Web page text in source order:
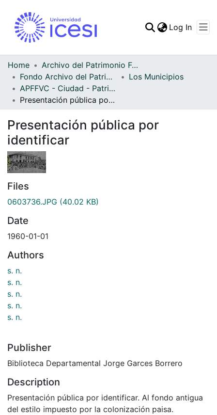
Statistics
Log In
Home
Archivo del Patrimonio Fotográfico y Fílmico del Valle del Cauca
Fondo Archivo del Patrimonio Fotográfico y Fílmico del Valle del Cauca
Los Municipios
APFFVC - Ciudad - Patrimonial
Presentación pública por identificar
Presentación pública por
identificar
Files
0603736.JPG (40.02 KB)
Date
1960-01-01
Authors
s. n.
s. n.
s. n.
s. n.
s. n.
Publisher
Biblioteca Departamental Jorge Garces Borrero
Description
Presentación pública por identificar. Al fondo antigua
del estilo impuesto por la colonización paisa.